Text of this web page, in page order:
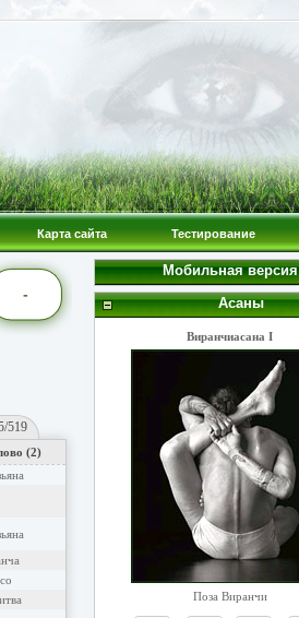
Карта сайта Тестирование
-
519
(2)
Мобильная версия
Асаны
Виранчиасана I
Поза Виранчи